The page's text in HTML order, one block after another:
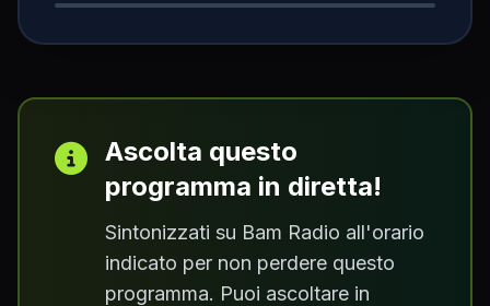
Ascolta questo
programma in diretta!
Sintonizzati su Bam Radio all'orario
indicato per non perdere questo
programma. Puoi ascoltare in